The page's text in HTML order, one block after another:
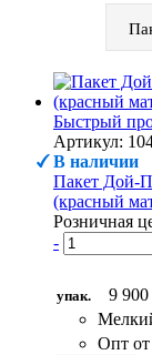
Быстрый
Артикул:
В наличии
Пакет Дой-
(красный
Розничная
-
упак.
9
Опт от